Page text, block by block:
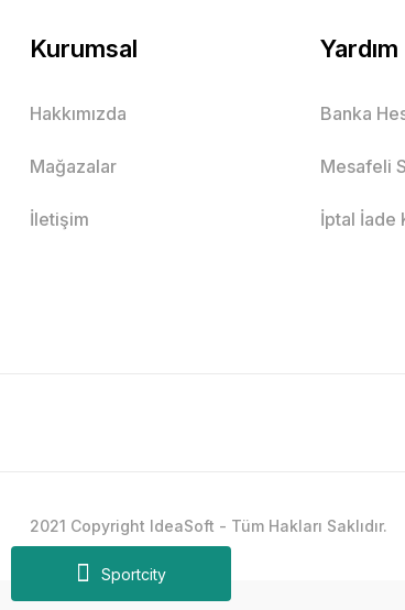
Sportcity
Kurumsal
Hakkımızda
Mağazalar
İletişim
Yardım
Banka
Mesafeli
İptal İade
2021 Copyright IdeaSoft - Tüm Hakları Saklıdır.